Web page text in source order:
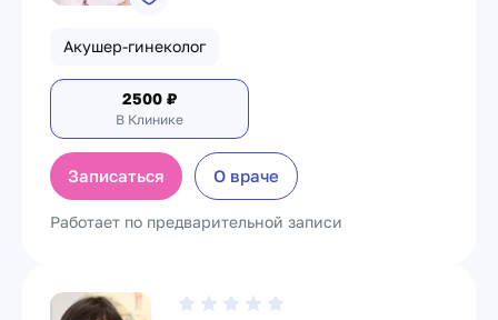
Акушер-гинеколог
2500 ₽
В Клинике
Записаться О враче
Работает по предварительной записи